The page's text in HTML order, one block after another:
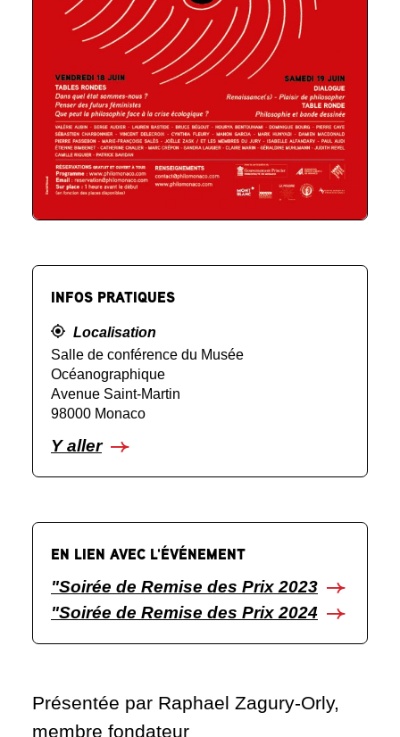
Présentée par Raphael Zagury-Orly,
membre fondateur
INFOS PRATIQUES
Localisation
Salle de conférence du Musée
Océanographique
Avenue Saint-Martin
98000 Monaco
Y aller
EN LIEN AVEC L'ÉVÉNEMENT
"Soirée de Remise des Prix 2023
"Soirée de Remise des Prix 2024